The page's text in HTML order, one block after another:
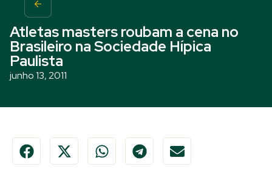
Atletas masters roubam a cena no
Brasileiro na Sociedade Hípica
Paulista
junho 13, 2011